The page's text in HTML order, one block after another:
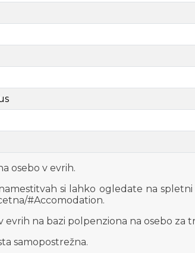
osebo v evrih.
si lahko ogledate na
#Accomodation.
evrih na bazi polpenziona na osebo za
samopostrežna.